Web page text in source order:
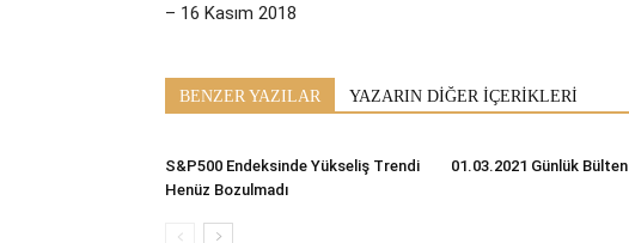
– 16 Kasım 2018
BENZER YAZILAR YAZARIN DİĞER İÇERİKLERİ
S&P500 Endeksinde Yükseliş Trendi
Henüz Bozulmadı
01.03.2021 Günlük Bülten